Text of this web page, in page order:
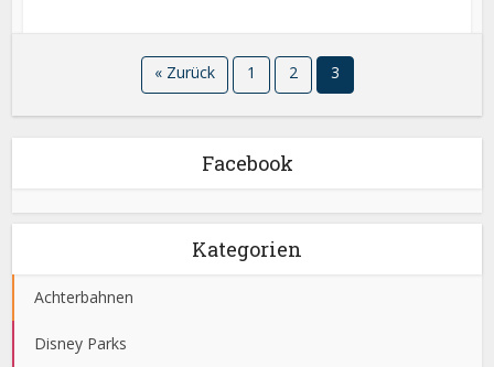
« Zurück 1 2 3
Facebook
Kategorien
Achterbahnen
Disney Parks